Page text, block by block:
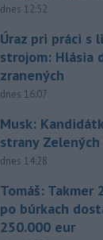
dnes 12:52
Úraz pri práci s
strojom: Hlásia
zranených
dnes 16:07
Musk:
strany
dnes 14:28
Tomáš: Takmer
po búrkach
250.000 eur